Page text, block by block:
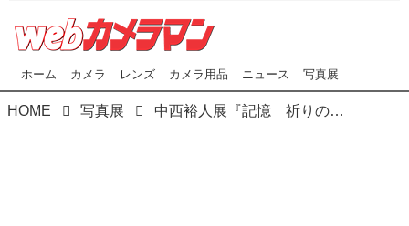
ホーム カメラ レンズ カメラ用品 ニュース 写真展
HOME 写真展 中西裕人展『記憶 祈りのとき』は､キヤノンギャラリー銀座で開催中です!